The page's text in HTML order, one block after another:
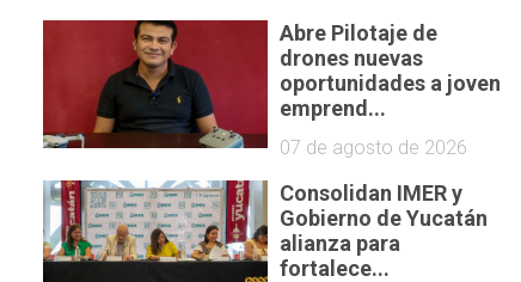
Abre Pilotaje de
drones nuevas
oportunidades a joven
emprend...
07 de agosto de 2026
Consolidan IMER y
Gobierno de Yucatán
alianza para
fortalece...